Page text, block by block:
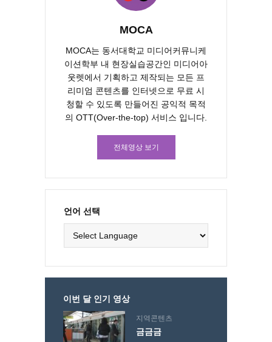
MOCA
MOCA는 동서대학교 미디어커뮤니케
이션학부 내 현장실습공간인 미디어아
웃렛에서 기획하고 제작되는 모든 프
리미엄 콘텐츠를 인터넷으로 무료 시
청할 수 있도록 만들어진 공익적 목적
의 OTT(Over-the-top) 서비스 입니다.
전체영상 보기
언어 선택
이번 달 인기 영상
지역콘텐츠
금금금